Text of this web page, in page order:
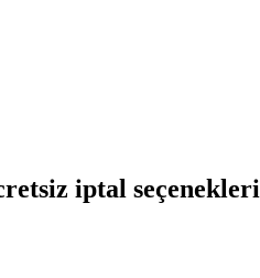
iptal seçenekleri